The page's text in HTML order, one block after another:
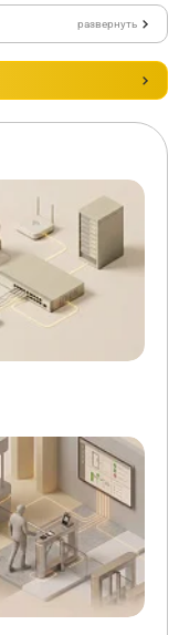
развернуть